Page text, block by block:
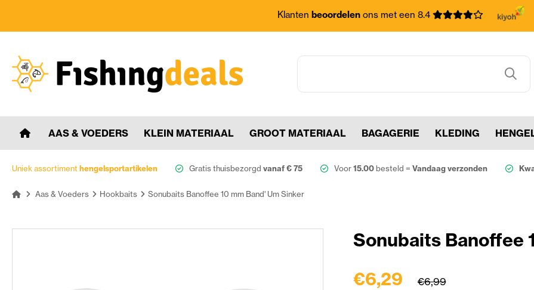
Klanten beoordelen ons met een 8.4
AAS & VOEDERS KLEIN MATERIAAL GROOT MATERIAAL BAGAGERIE KLEDING
Uniek assortimenthengelsportartikelen Gratis thuisbezorgd vanaf € 75 Voor15.00besteld = Vandaag verzonden
Aas & Voeders Hookbaits Sonubaits Banoffee 10 mm Band' Um Sinker
Sonubaits Banoffee
€6,29 €6,99